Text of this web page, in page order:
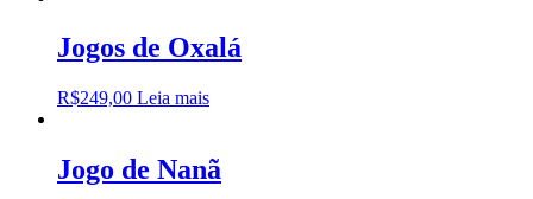
Jogos de Oxalá
R$249,00 Leia mais
Jogo de Nanã